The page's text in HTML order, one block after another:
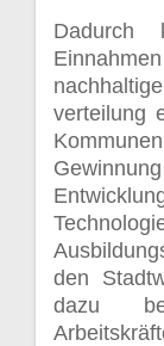
Dadurch
verteilung
den
dazu